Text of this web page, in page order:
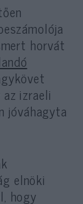
horvát
izraeli
jóváhagyta
elnöki
hogy